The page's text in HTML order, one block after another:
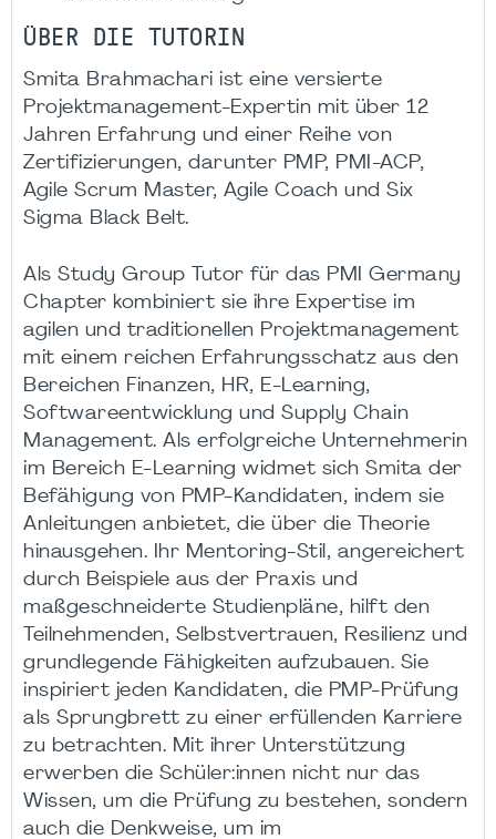
ÜBER DIE TUTORIN
Smita Brahmachari ist eine versierte
Projektmanagement-Expertin mit über 12
Jahren Erfahrung und einer Reihe von
Zertifizierungen, darunter PMP, PMI-ACP,
Agile Scrum Master, Agile Coach und Six
Sigma Black Belt.
Als Study Group Tutor für das PMI Germany
Chapter kombiniert sie ihre Expertise im
agilen und traditionellen Projektmanagement
mit einem reichen Erfahrungsschatz aus den
Bereichen Finanzen, HR, E-Learning,
Softwareentwicklung und Supply Chain
Management. Als erfolgreiche Unternehmerin
im Bereich E-Learning widmet sich Smita der
Befähigung von PMP-Kandidaten, indem sie
Anleitungen anbietet, die über die Theorie
hinausgehen. Ihr Mentoring-Stil, angereichert
durch Beispiele aus der Praxis und
maßgeschneiderte Studienpläne, hilft den
Teilnehmenden, Selbstvertrauen, Resilienz und
grundlegende Fähigkeiten aufzubauen. Sie
inspiriert jeden Kandidaten, die PMP-Prüfung
als Sprungbrett zu einer erfüllenden Karriere
zu betrachten. Mit ihrer Unterstützung
erwerben die Schüler:innen nicht nur das
Wissen, um die Prüfung zu bestehen, sondern
auch die Denkweise, um im